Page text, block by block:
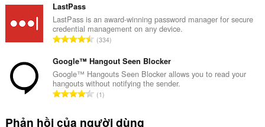
g
:p
h
ạ
n
g
:
g
s
ố
ế
p
h
ạ
LastPass
LastPass is an award-winning password manager for secure
credential management on any device.
T
n
g
s
ố
ế
334
Google™ Hangout Seen Blocker
Google™ Hangouts Seen Blocker allows you to read your
hangouts without notifying the sender.
T1
Phản hồi của người dùng